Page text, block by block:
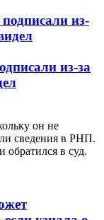
из-за
он не
сведения в РНП.
обратился в суд.